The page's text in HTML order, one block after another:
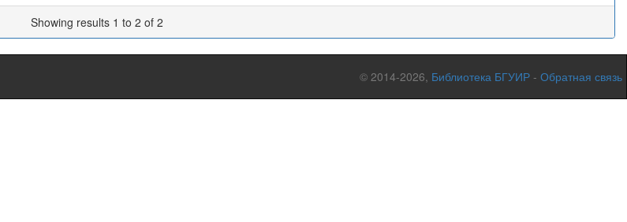
Showing results 1 to 2 of 2
© 2014-2026, Библиотека БГУИР - Обратная связь